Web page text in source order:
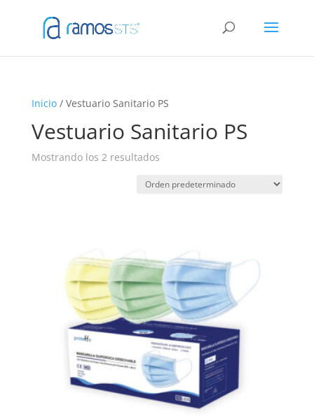
Inicio/ Vestuario Sanitario PS
Vestuario Sanitario PS
Mostrando los 2 resultados